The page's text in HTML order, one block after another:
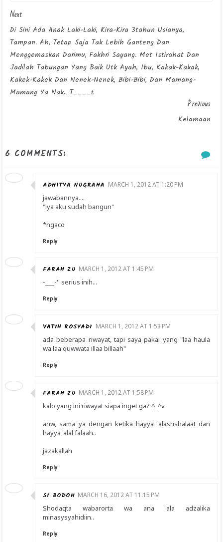
Next
Di Sini Ada Anak Laki-Laki, Kira-Kira 3tahun Usianya,
Tampan. Ah, Tetap Saja Tak Lebih Ganteng Dan
Menggemaskan Darimu, Fakhri Sayang. Met Istirahat Dan
Jadilah Tabungan Yang Baik Utk Ayah, Ibu, Kakak-Kakak,
Kakek-Kakek Dan Nenek-Nenek, Bibi-Bibi, Dan Mamang-
Mamang Ya Nak.. T____t
Previous
Kelamaan
6 COMMENTS:
ADHITYA NUGRAHA MARCH 1, 2012 AT 1:20 PM
jawabannya....
"iya aku sudah bangun"
*ngaco
Reply
FARAH ZU MARCH 1, 2012 AT 1:45 PM
-___-'' serius inih...
Reply
VATIH ROSYADI MARCH 1, 2012 AT 1:53 PM
ada beberapa riwayat, tapi saya pakai yang "laa haula
wa laa quwwata illaa billaah"
Reply
FARAH ZU MARCH 1, 2012 AT 1:58 PM
kalo yang ini riwayat siapa inget ga? ^_^v
anw, sama ya dengan ketika hayya 'alashshalaat dan
hayya 'alal falaah..
jazakallah
Reply
SI BODOH MARCH 16, 2012 AT 11:15 PM
Shodaqta wabarorta wa ana 'ala adzalika
minasysyahidiin..
Reply